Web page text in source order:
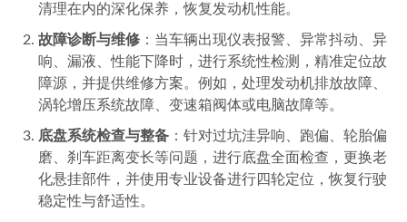
清理在内的深化保养，恢复发动机性能。
故障诊断与维修 ：当车辆出现仪表报警、异常抖动、异
响、漏液、性能下降时，进行系统性检测，精准定位故
障源，并提供维修方案。例如，处理发动机排放故障、
涡轮增压系统故障、变速箱阀体或电脑故障等。
底盘系统检查与整备 ：针对过坑洼异响、跑偏、轮胎偏
磨、刹车距离变长等问题，进行底盘全面检查，更换老
化悬挂部件，并使用专业设备进行四轮定位，恢复行驶
稳定性与舒适性。